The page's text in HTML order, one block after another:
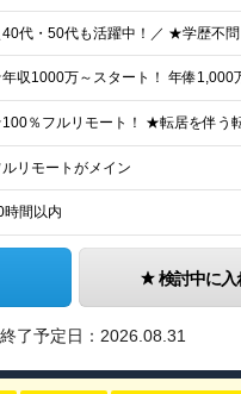
ルリモートがメイン
時間以内
検討中に入
了予定日： 2026.08.31